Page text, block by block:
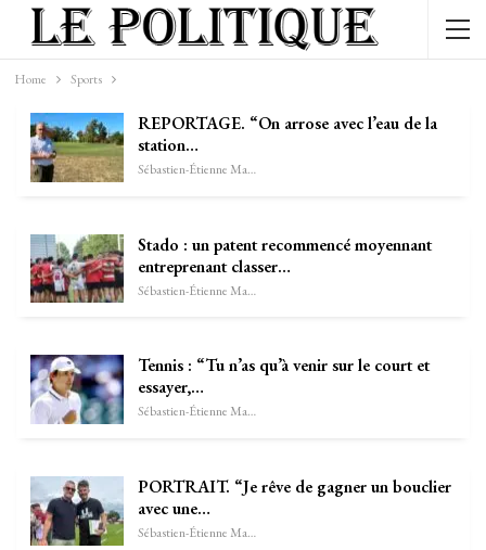
Home Sports
REPORTAGE. “On arrose avec l’eau de la
station…
Sébastien-Étienne Marechal
Stado : un patent recommencé moyennant
entreprenant classer…
Sébastien-Étienne Marechal
Tennis : “Tu n’as qu’à venir sur le court et
essayer,…
Sébastien-Étienne Marechal
PORTRAIT. “Je rêve de gagner un bouclier
avec une…
Sébastien-Étienne Marechal